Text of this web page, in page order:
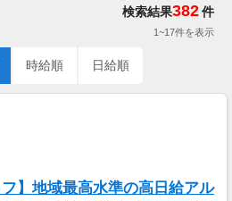
検索結果382件
1~17件を表示
時給順 日給順
フ】地域最高水準の高日給アル